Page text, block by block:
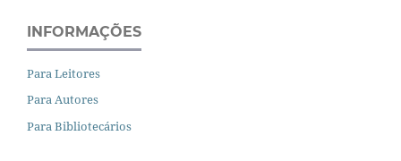
INFORMAÇÕES
Para Leitores
Para Autores
Para Bibliotecários